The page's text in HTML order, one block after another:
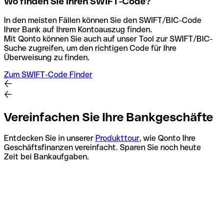
In den meisten Fällen können Sie den SWIFT/BIC-Code
Ihrer Bank auf Ihrem Kontoauszug finden.
Mit Qonto können Sie auch auf unser Tool zur SWIFT/BIC-
Suche zugreifen, um den richtigen Code für Ihre
Überweisung zu finden.
Zum SWIFT-Code Finder
Vereinfachen Sie Ihre Bankgeschäfte
Entdecken Sie in unserer Produkttour, wie Qonto Ihre
Geschäftsfinanzen vereinfacht. Sparen Sie noch heute
Zeit bei Bankaufgaben.